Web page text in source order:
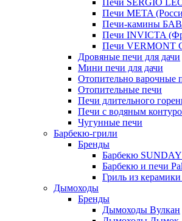
Печи SERGIO
Печи META
Печи-камины
Печи INVICTA
Печи VERMONT
Дровяные печи для дачи
Мини печи для дачи
Отопительно варочные
Отопительные печи
Печи длительного
Печи с водяным
Чугунные печи
Барбекю-грили
Бренды
Барбекю
Барбекю и печи
Гриль из
Дымоходы
Бренды
Дымоходы Вулкан